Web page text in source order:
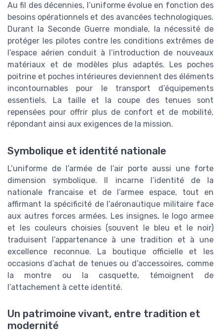
Au fil des décennies, l’uniforme évolue en fonction des
besoins opérationnels et des avancées technologiques.
Durant la Seconde Guerre mondiale, la nécessité de
protéger les pilotes contre les conditions extrêmes de
l’espace aérien conduit à l’introduction de nouveaux
matériaux et de modèles plus adaptés. Les poches
poitrine et poches intérieures deviennent des éléments
incontournables pour le transport d’équipements
essentiels. La taille et la coupe des tenues sont
repensées pour offrir plus de confort et de mobilité,
répondant ainsi aux exigences de la mission.
Symbolique et identité nationale
L’uniforme de l’armée de l’air porte aussi une forte
dimension symbolique. Il incarne l’identité de la
nationale francaise et de l’armee espace, tout en
affirmant la spécificité de l’aéronautique militaire face
aux autres forces armées. Les insignes, le logo armee
et les couleurs choisies (souvent le bleu et le noir)
traduisent l’appartenance à une tradition et à une
excellence reconnue. La boutique officielle et les
occasions d’achat de tenues ou d’accessoires, comme
la montre ou la casquette, témoignent de
l’attachement à cette identité.
Un patrimoine vivant, entre tradition et
modernité